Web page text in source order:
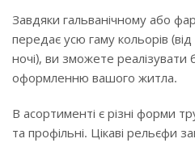
Завдяки гальванічному або
передає усю гаму кольорів
ночі), ви зможете реалізувати
оформленню вашого житла.
В асортименті є різні форми
та профільні. Цікаві рельєфи